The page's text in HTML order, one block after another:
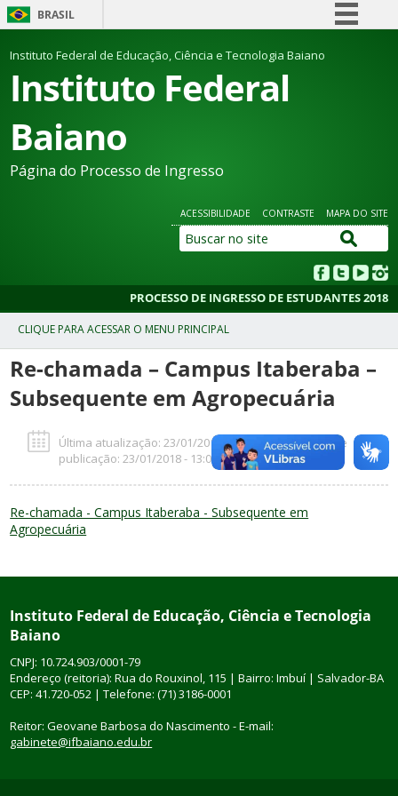
BRASIL
Comunica BR
Participe
Instituto Federal de Educação, Ciência e Tecnologia Baiano
Instituto Federal
Baiano
Página do Processo de Ingresso
ACESSIBILIDADE CONTRASTE MAPA DO SITE
PROCESSO DE INGRESSO DE ESTUDANTES 2018
Re-chamada – Campus Itaberaba –
Subsequente em Agropecuária
Última atualização: 23/01/2018 - 13:02 horas | Data de
publicação: 23/01/2018 - 13:01 horas
Re-chamada - Campus Itaberaba - Subsequente em
Agropecuária
Instituto Federal de Educação, Ciência e Tecnologia
Baiano
CNPJ: 10.724.903/0001-79
Endereço (reitoria): Rua do Rouxinol, 115 | Bairro: Imbuí | Salvador-BA
CEP: 41.720-052 | Telefone: (71) 3186-0001
Reitor: Geovane Barbosa do Nascimento - E-mail:
gabinete@ifbaiano.edu.br